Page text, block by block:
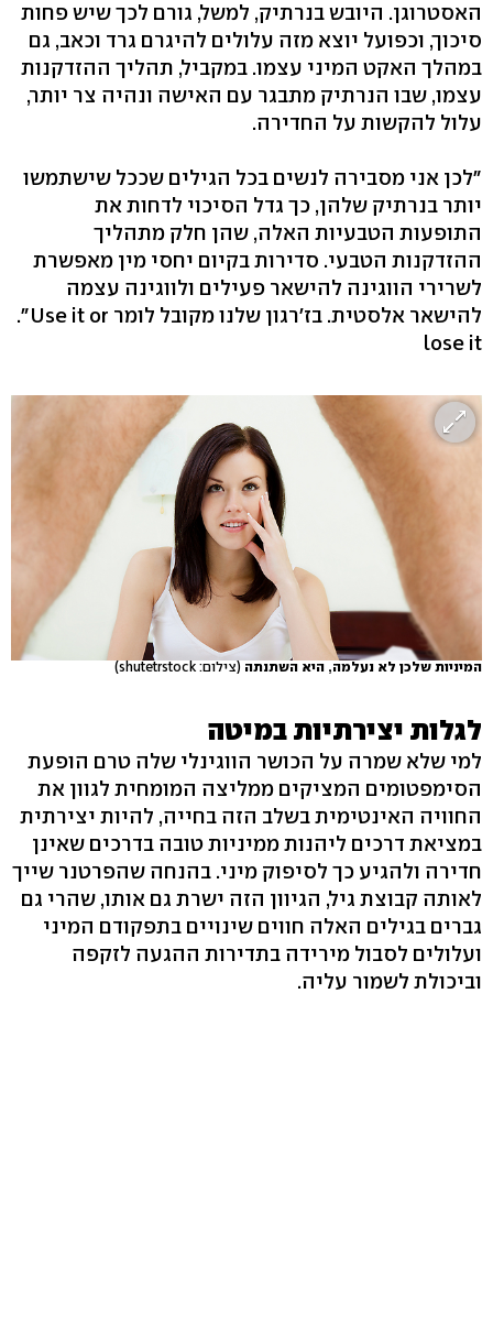
האסטרוגן. היובש בנרתיק, למשל, גורם לכך שיש פחות
סיכוך, וכפועל יוצא מזה עלולים להיגרם גרד וכאב, גם
במהלך האקט המיני עצמו. במקביל, תהליך ההזדקנות
עצמו, שבו הנרתיק מתבגר עם האישה ונהיה צר יותר,
עלול להקשות על החדירה.
"לכן אני מסבירה לנשים בכל הגילים שככל שישתמשו
יותר בנרתיק שלהן, כך גדל הסיכוי לדחות את
התופעות הטבעיות האלה, שהן חלק מתהליך
ההזדקנות הטבעי. סדירות בקיום יחסי מין מאפשרת
לשרירי הווגינה להישאר פעילים ולווגינה עצמה
להישאר אלסטית. בז'רגון שלנו מקובל לומר ‭."Use it or
lose it‬
המיניות שלכן לא נעלמה, היא השתנתה (צילום: shutetrstock)
לגלות יצירתיות במיטה
למי שלא שמרה על הכושר הווגינלי שלה טרם הופעת
הסימפטומים המציקים ממליצה המומחית לגוון את
החוויה האינטימית בשלב הזה בחייה, להיות יצירתית
במציאת דרכים ליהנות ממיניות טובה בדרכים שאינן
חדירה ולהגיע כך לסיפוק מיני. בהנחה שהפרטנר שייך
לאותה קבוצת גיל, הגיוון הזה ישרת גם אותו, שהרי גם
גברים בגילים האלה חווים שינויים בתפקודם המיני
ועלולים לסבול מירידה בתדירות ההגעה לזקפה
וביכולת לשמור עליה.